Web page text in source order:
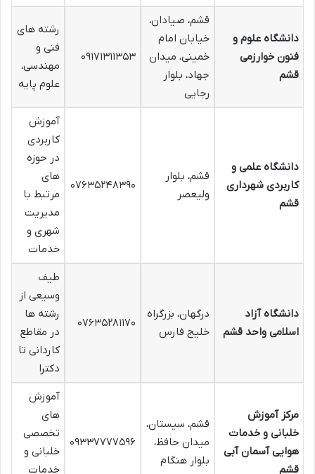
دانشگاه علوم و
فنون خوارزمی
قشم
قشم، صیادان،
خیابان امام
خمینی، میدان
جهاد، بلوار
رجایی
۰۹۱۷۱۳۱۱۳۵۳
رشته های
فنی و
مهندسی،
علوم پایه
دانشگاه علمی و
کاربردی شهرداری
قشم
قشم، بلوار
ولیعصر
۰۷۶۳۵۲۴۸۳۹۰
آموزش
کاربردی
در حوزه
های
مرتبط با
مدیریت
شهری و
خدمات
دانشگاه آزاد
اسلامی واحد قشم
درگهان، بزرگراه
خلیج فارس
۰۷۶۳۵۲۸۱۱۷۰
طیف
وسیعی از
رشته ها
در مقاطع
کاردانی تا
دکترا
مرکز آموزش
خلبانی و خدمات
هوایی آسمان آبی
قشم
قشم، سیستان،
میدان حافظ،
بلوار هنگام
۰۹۳۳۷۷۷۷۵۹۶
آموزش
های
تخصصی
خلبانی و
خدمات